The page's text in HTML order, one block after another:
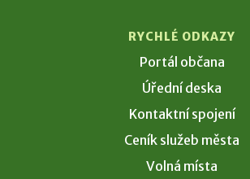
RYCHLÉ ODKAZY
Portál občana
Úřední deska
Kontaktní spojení
Ceník služeb města
Volná místa